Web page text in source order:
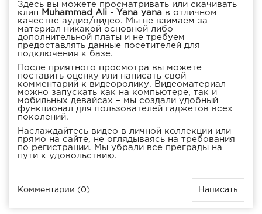
Здесь вы можете просматривать или скачивать
клип
Muhammad Ali - Yana yana в отличном
качестве аудио/видео. Мы не взимаем за
материал никакой основной либо
дополнительной платы и не требуем
предоставлять данные посетителей для
подключения к базе.
После приятного просмотра вы можете
поставить оценку или написать свой
комментарий к видеоролику. Видеоматериал
можно запускать как на компьютере, так и
мобильных девайсах – мы создали удобный
функционал для пользователей гаджетов всех
поколений.
Наслаждайтесь видео в личной коллекции или
прямо на сайте, не оглядываясь на требования
по регистрации. Мы убрали все преграды на
пути к удовольствию.
Комментарии (0) Написать